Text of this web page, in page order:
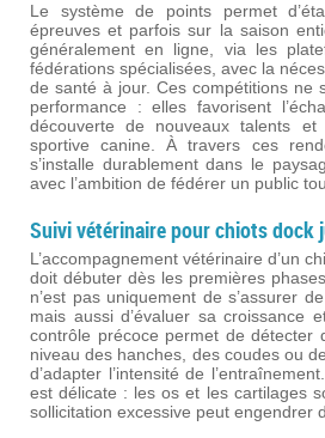
Le système de points permet
épreuves et parfois sur la saison
généralement en ligne, via les
fédérations spécialisées, avec la
de santé à jour. Ces compétitions ne
performance : elles favorisent
découverte de nouveaux talents et
sportive canine. À travers ces
s’installe durablement dans le
avec l’ambition de fédérer un public
Suivi vétérinaire pour chiots dock
L’accompagnement vétérinaire d’un
doit débuter dès les premières
n’est pas uniquement de s’assurer
mais aussi d’évaluer sa croissance
contrôle précoce permet de détecter
niveau des hanches, des coudes ou
d’adapter l’intensité de
est délicate : les os et les cartilages
sollicitation excessive peut engendrer